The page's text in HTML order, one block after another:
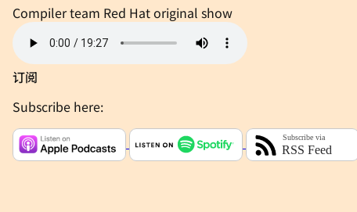
Compiler team Red Hat original show
订阅
Subscribe here: